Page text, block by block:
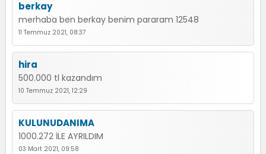
berkay
merhaba ben berkay benim pararam 12548
11 Temmuz 2021, 08:37
hira
500.000 tl kazandım
10 Temmuz 2021, 12:29
KULUNUDANIMA
1000.272 İLE AYRILDIM
03 Mart 2021, 09:58